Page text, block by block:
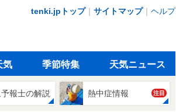
tenki.jpトップ｜ サイトマップ｜ ヘルプ
気 季節特集 天気ニュース
報士の解説 熱中症情報 注目